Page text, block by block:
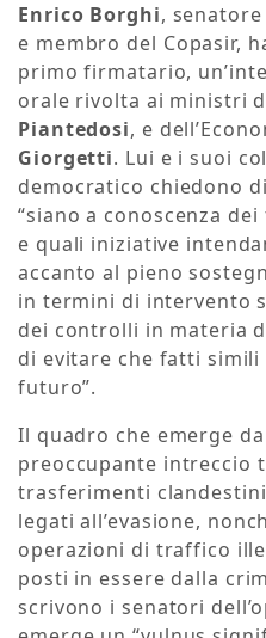
Enrico Borghi,
e membro del Copasir,
primo firmatario,
orale rivolta ai ministri
Piantedosi, e
Giorgetti. Lui e i suoi
democratico chiedono
“siano a conoscenza
e quali iniziative
accanto al pieno
in termini di intervento
dei controlli in materia
di evitare che fatti
futuro”.
Il quadro che emerge
preoccupante intreccio
trasferimenti
legati all’evasione,
operazioni di traffico
posti in essere dalla
scrivono i senatori